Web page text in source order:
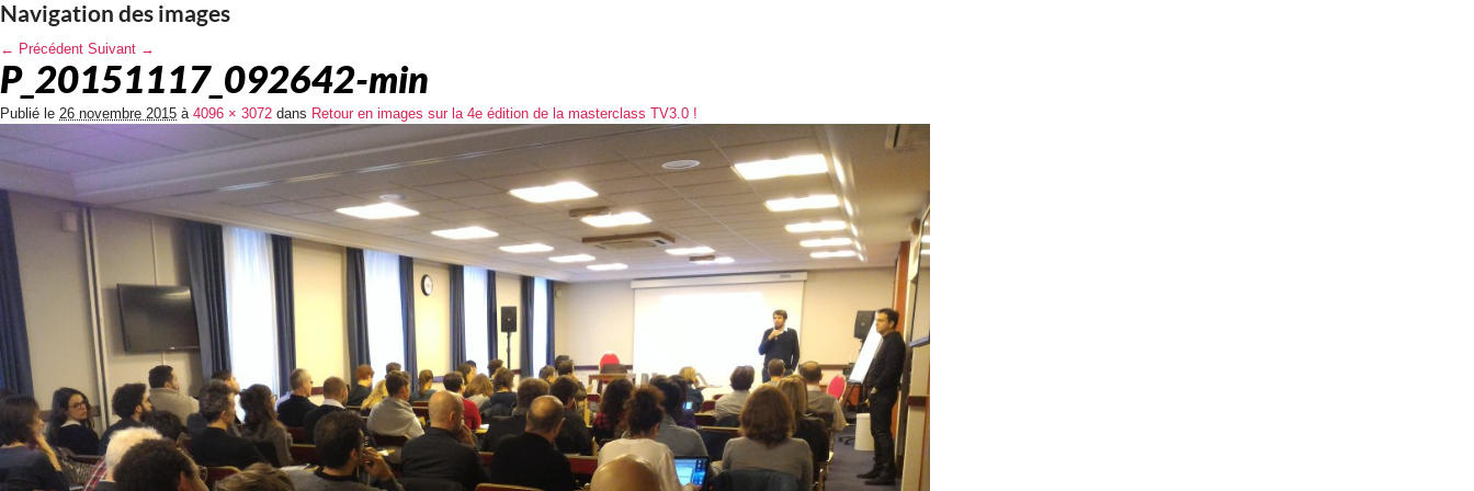
Navigation des images
← Précédent Suivant →
P_20151117_092642-min
Publié le 26 novembre 2015 à 4096 × 3072 dans Retour en images sur la 4e édition de la masterclass TV3.0 !